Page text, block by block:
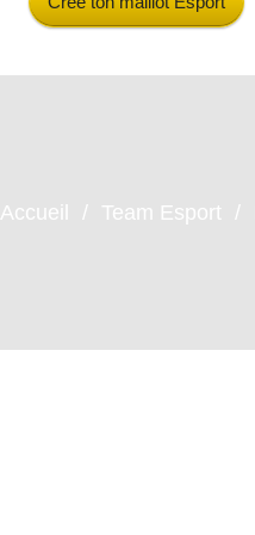
Accueil Team Esport